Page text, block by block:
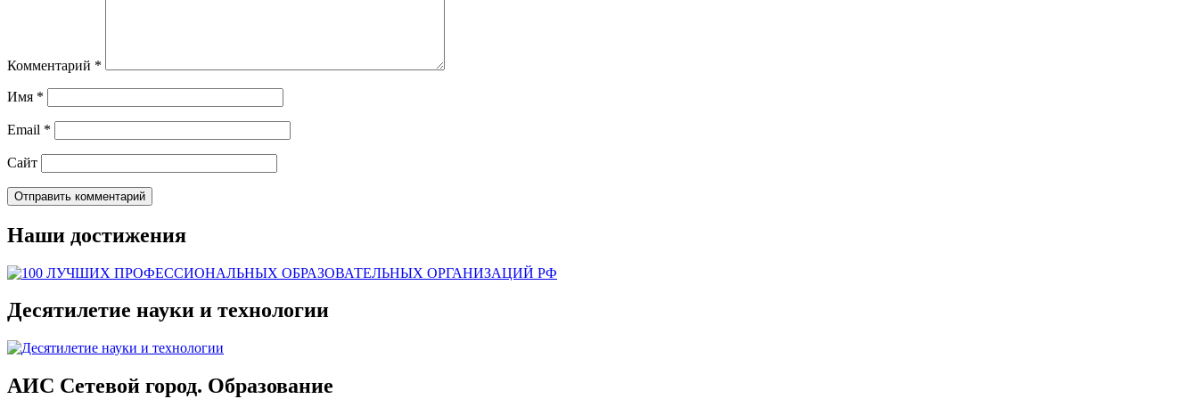
Комментарий *
Имя *
Email *
Сайт
Наши достижения
Десятилетие науки и технологии
АИС Сетевой город. Образование